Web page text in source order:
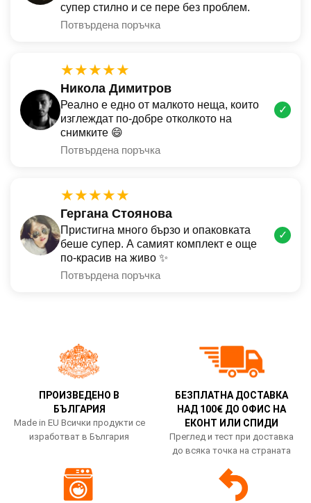
супер стилно и се пере без проблем.
Потвърдена поръчка
★★★★★
Никола Димитров
Реално е едно от малкото неща, които
изглеждат по-добре отколкото на
снимките 😄
Потвърдена поръчка
✓
★★★★★
Гергана Стоянова
Пристигна много бързо и опаковката
беше супер. А самият комплект е още
по-красив на живо ✨
Потвърдена поръчка
✓
ПРОИЗВЕДЕНО В
БЪЛГАРИЯ
Made in EU Всички продукти се
изработват в България
БЕЗПЛАТНА ДОСТАВКА
НАД 100€ ДО ОФИС НА
ЕКОНТ ИЛИ СПИДИ
Преглед и тест при доставка
до всяка точка на страната